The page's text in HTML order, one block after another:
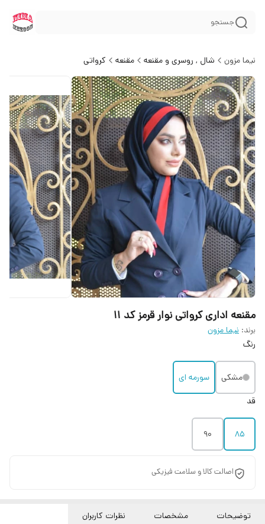
جستجو
نیما مزون شال , روسری و مقنعه مقنعه کرواتی
مقنعه اداری کرواتی نوار قرمز کد 11
برند: نیما مزون
رنگ
مشکی
سورمه ای
قد
85
90
اصالت کالا و سلامت فیزیکی
توضیحات مشخصات نظرات کاربران